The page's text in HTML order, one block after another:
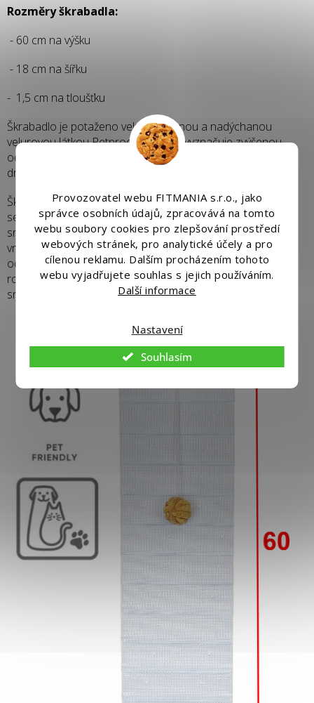
Provozovatel webu FITMANIA s.r.o., jako
správce osobních údajů, zpracovává na tomto
webu soubory cookies pro zlepšování prostředí
webových stránek, pro analytické účely a pro
cílenou reklamu. Dalším procházením tohoto
webu vyjadřujete souhlas s jejich používáním.
Další informace
Nastavení
Souhlasím
Rozměry škrabadla:
- 60 cm na výšku
- 18 cm na šířku
- 1,5 cm na tloušťku
Škrabadlo je potaženo velmi příjemnou a nadýchanou
velurovou látkou Petproof, která se vyznačuje zvýšenou
odolností proti poškrábání a tahání nití v důsledku zvířecích
drápů.
Škrabadlo je zakončeno látkami skupiny Pet Friendly, jedná
se o látky šetrné k domácím mazlíčkům, umožňují velmi
snadné odstranění chlupů a zabraňují jejich ulpívání na
vnitřní straně látky, výrobky z této skupiny byly podrobeny
odborným laboratorním testům ověřujícím odolnost proti
roztažení vlivem škrábání. Vyznačují se vyšší odolností a
snadným čištěním.